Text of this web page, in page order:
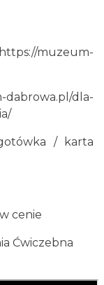
https://muzeum-
dabrowa.pl/dla-
/ karta
cenie
Ćwiczebna